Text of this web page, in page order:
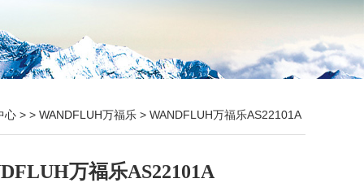
心 > > WANDFLUH万福乐 > WANDFLUH万福乐AS22101A
万福乐AS22101A